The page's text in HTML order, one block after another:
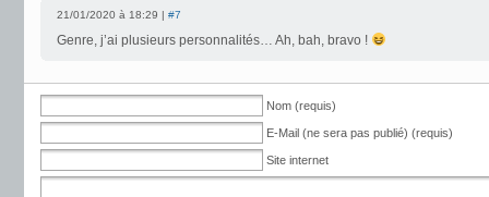
21/01/2020 à 18:29 | #7
Genre, j’ai plusieurs personnalités… Ah, bah, bravo !
Nom (requis)
E-Mail (ne sera pas publié) (requis)
Site internet